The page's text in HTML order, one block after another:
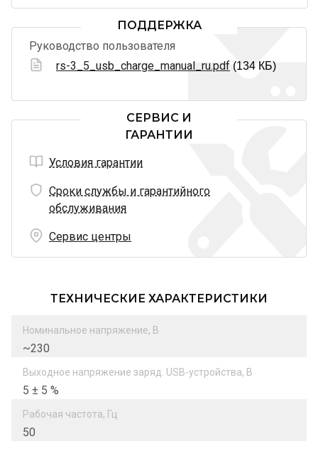
ПОДДЕРЖКА
Руководство пользователя
rs-3_5_usb_charge_manual_ru.pdf (134 КБ)
СЕРВИС И
ГАРАНТИИ
Условия гарантии
Сроки службы и гарантийного
обслуживания
Сервис центры
ТЕХНИЧЕСКИЕ ХАРАКТЕРИСТИКИ
Номинальное напряжение, В
~230
Выходное напряжение заряд. USB-устройства, В
5 ± 5 %
Рабочая частота, Гц
50